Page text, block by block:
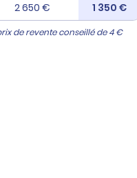
2 650 € 1 350 €
de revente conseillé de 4 €